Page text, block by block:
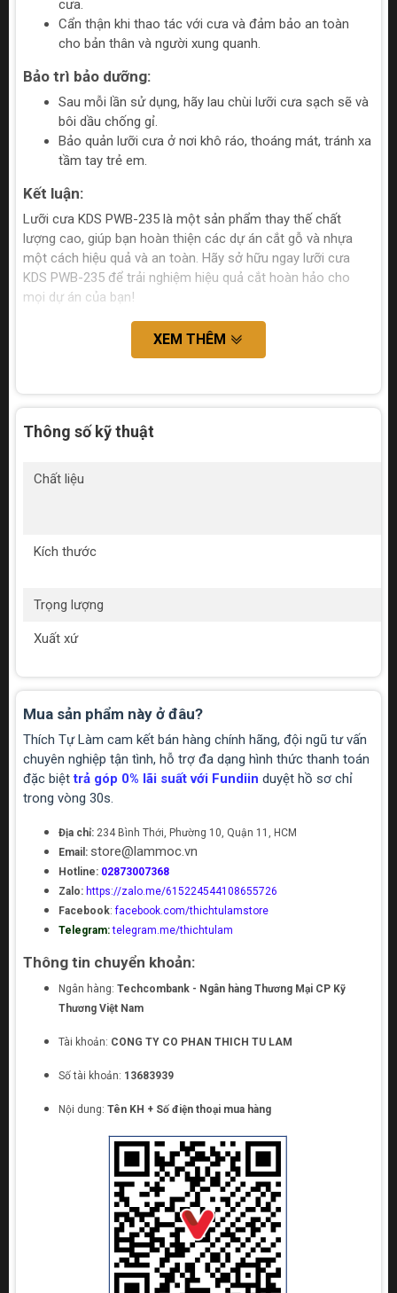
cưa.
Cẩn thận khi thao tác với cưa và đảm bảo an toàn
cho bản thân và người xung quanh.
Bảo trì bảo dưỡng:
Sau mỗi lần sử dụng, hãy lau chùi lưỡi cưa sạch sẽ và
bôi dầu chống gỉ.
Bảo quản lưỡi cưa ở nơi khô ráo, thoáng mát, tránh xa
tầm tay trẻ em.
Kết luận:
Lưỡi cưa KDS PWB-235 là một sản phẩm thay thế chất
lượng cao, giúp bạn hoàn thiện các dự án cắt gỗ và nhựa
một cách hiệu quả và an toàn. Hãy sở hữu ngay lưỡi cưa
KDS PWB-235 để trải nghiệm hiệu quả cắt hoàn hảo cho
mọi dự án của bạn!
XEM THÊM
Thông số kỹ thuật
Chất liệu
Kích thước
Trọng lượng
Xuất xứ
Mua sản phẩm này ở đâu?
Thích Tự Làm cam kết bán hàng chính hãng, đội ngũ tư vấn
chuyên nghiệp tận tình, hỗ trợ đa dạng hình thức thanh toán
đặc biệttrả góp 0% lãi suất với Fundiin duyệt hồ sơ chỉ
trong vòng 30s.
Địa chỉ: 234 Bình Thới, Phường 10, Quận 11, HCM
Email: store@lammoc.vn
Hotline: 02873007368
Zalo: https://zalo.me/615224544108655726
Facebook:facebook.com/thichtulamstore
Telegram: telegram.me/thichtulam
Thông tin chuyển khoản:
Ngân hàng: Techcombank - Ngân hàng Thương Mại CP Kỹ
Thương Việt Nam
Tài khoản: CONG TY CO PHAN THICH TU LAM
Số tài khoản: 13683939
Nội dung: Tên KH + Số điện thoại mua hàng